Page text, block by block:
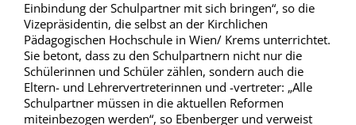
Einbindung der Schulpartner mit sich bringen“, so die
Vizepräsidentin, die selbst an der Kirchlichen
Pädagogischen Hochschule in Wien/ Krems unterrichtet.
Sie betont, dass zu den Schulpartnern nicht nur die
Schülerinnen und Schüler zählen, sondern auch die
Eltern- und Lehrervertreterinnen und -vertreter: „Alle
Schulpartner müssen in die aktuellen Reformen
miteinbezogen werden“, so Ebenberger und verweist